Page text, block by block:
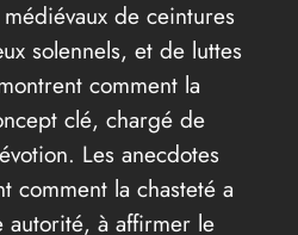
de ceintures
solennels, et de luttes
comment la
clé, chargé de
Les anecdotes
comment la chasteté a
autorité, à affirmer le